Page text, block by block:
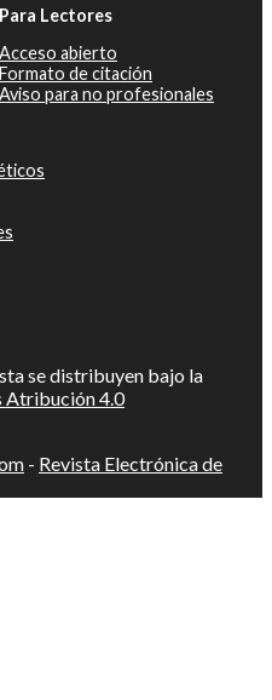
Para Lectores
Acceso abierto
Formato de citación
Aviso para no profesionales
se distribuyen bajo la
Atribución 4.0
- Revista Electrónica de